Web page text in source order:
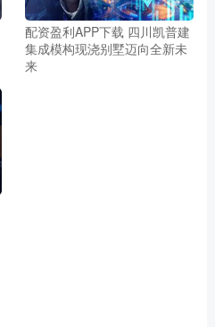
配资盈利APP下载 四川凯普建
集成模构现浇别墅迈向全新未
来